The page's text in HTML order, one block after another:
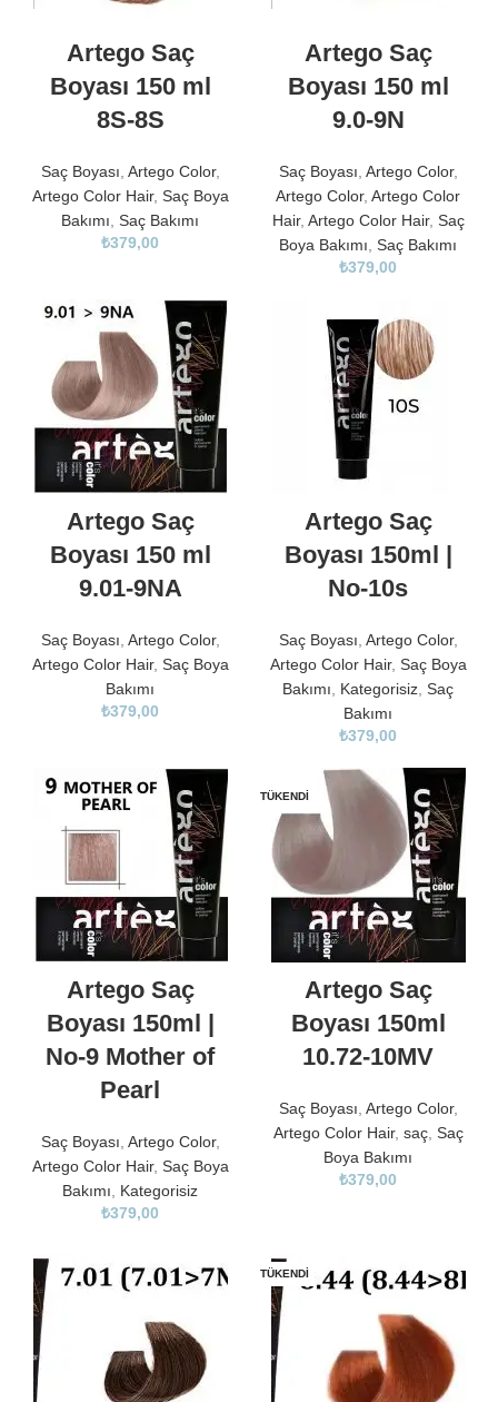
Artego Saç
Boyası 150 ml
8S-8S
Saç Boyası Artego Color,
Artego Color Hair, Saç Boya
Bakımı Saç Bakımı
₺379,00
Artego Saç
Boyası 150 ml
9.0-9N
Saç Boyası Artego Color,
Artego Color, Artego Color
Hair, Artego Color Hair, Saç
Boya Bakımı Saç Bakımı
₺379,00
Artego Saç
Boyası 150 ml
9.01-9NA
Saç Boyası Artego Color,
Artego Color Hair, Saç Boya
Bakımı
₺379,00
Artego Saç
Boyası 150ml |
No-10s
Saç Boyası Artego Color,
Artego Color Hair, Saç Boya
Bakımı
Kategorisiz Saç
Bakımı
₺379,00
Artego Saç
Boyası 150ml |
No-9 Mother of
Pearl
Saç Boyası Artego Color,
Artego Color Hair, Saç Boya
Bakımı
Kategorisiz
₺379,00
TÜKENDI
Artego Saç
Boyası 150ml
10.72-10MV
Saç Boyası Artego Color,
Artego Color Hair, saç, Saç
Boya Bakımı
₺379,00
TÜKENDI